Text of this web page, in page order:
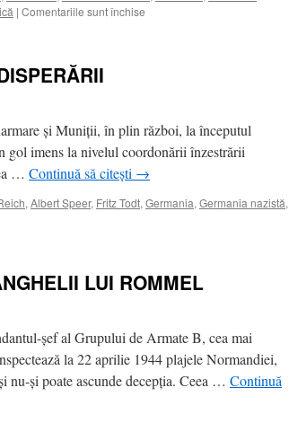
| Comentariile sunt închise
(5-
2013)
şi Muniţii, în plin război, la începutul
gol imens la nivelul coordonării înzestrării
… Continuă să citești →
, Albert Speer, Fritz Todt, Germania, Germania nazistă,
LUI ROMMEL
şef al Grupului de Armate B, cea mai
la 22 aprilie 1944 plajele Normandiei,
nu-şi poate ascunde decepţia. Ceea … Continuă